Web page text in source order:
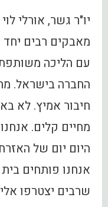
יו"ר גשר, אורלי
מאבקים רבים
עם הליכה משותפת
החברה בישראל.
חיבור אמיץ. לא
מחיים קלים.
היום יום של
אנחנו פותחים
שרבים יצטרפו